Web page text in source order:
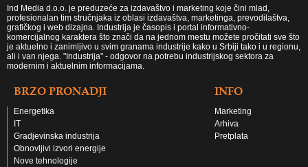
Ind Media d.o.o. je preduzeće za izdavaštvo i marketing koje čini mlad,
profesionalan tim stručnjaka iz oblasi izdavaštva, marketinga, prevodilaštva,
grafičkog i web dizajna. Industrija je časopis i portal informativno-
komercijalnog karaktera što znači da na jednom mestu možete pročitati sve što
je aktuelno i zanimljivo u svim granama industrije kako u Srbiji tako i u regionu,
ali i van njega. "Industrija" - odgovor na potrebu industrijskog sektora za
modernim i aktuelnim informacijama.
BRZO PRONADJI
Energetika
IT
Gradjevinska industrija
Obnovljivi izvori energije
Nove tehnologije
INFO
Marketing
Arhiva
Pretplata